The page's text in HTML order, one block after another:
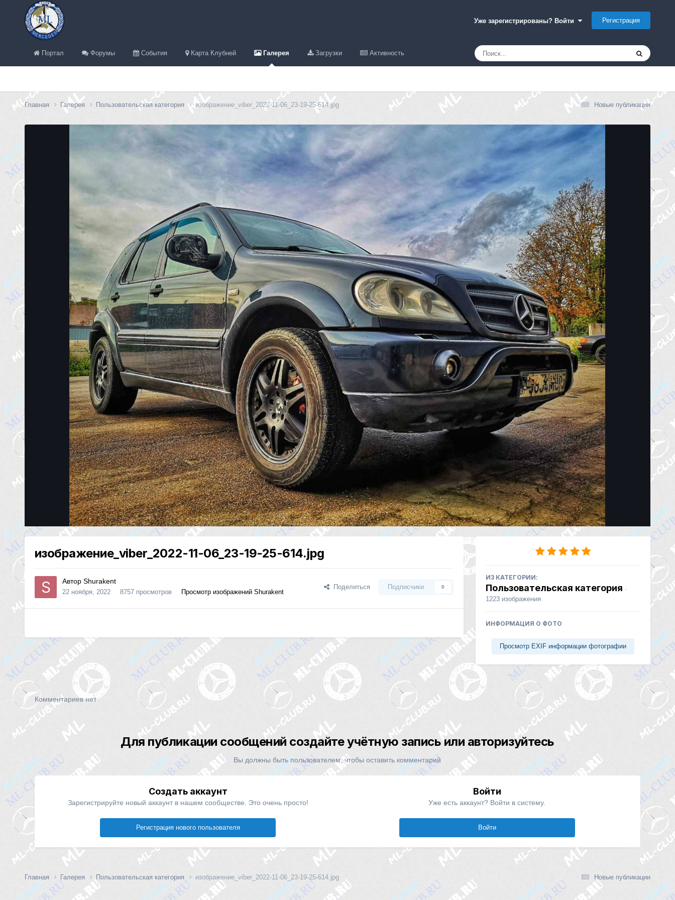
Уже зарегистрированы? Войти Регистрация
Портал Форумы События Карта Клубней Галерея Загрузки Активность
Новые публикации
Главная Галерея Пользовательская категория изображение_viber_2022-11-06_23-19-25-614.jpg
изображение_viber_2022-11-06_23-19-25-614.jpg
Автор Shurakent
22 ноября, 2022 8757 просмотров Просмотр изображений Shurakent
Поделиться Подписчики 0
ИЗ КАТЕГОРИИ:
Пользовательская категория ·
1223 изображения
ИНФОРМАЦИЯ О ФОТО
Просмотр EXIF информации фотографии
Комментариев нет
Для публикации сообщений создайте учётную запись или авторизуйтесь
Вы должны быть пользователем, чтобы оставить комментарий
Создать аккаунт
Зарегистрируйте новый аккаунт в нашем сообществе. Это очень просто!
Регистрация нового пользователя
Войти
Уже есть аккаунт? Войти в систему.
Войти
Новые публикации
Главная Галерея Пользовательская категория изображение_viber_2022-11-06_23-19-25-614.jpg